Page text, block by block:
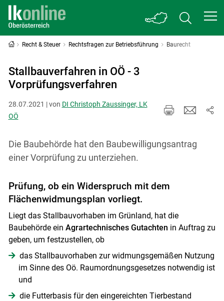
Recht & Steuer Rechtsfragen zur Betriebsführung Baurecht
Stallbauverfahren in OÖ - 3
Vorprüfungsverfahren
28.07.2021 | von DI Christoph Zaussinger, LK
OÖ
Die Baubehörde hat den Baubewilligungsantrag
einer Vorprüfung zu unterziehen.
Prüfung, ob ein Widerspruch mit dem
Flächenwidmungsplan vorliegt.
Liegt das Stallbauvorhaben im Grünland, hat die
Baubehörde ein Agrartechnisches Gutachten in Auftrag zu
geben, um festzustellen, ob
das Stallbauvorhaben zur widmungsgemäßen Nutzung
im Sinne des Oö. Raumordnungsgesetzes notwendig ist
und
die Futterbasis für den eingereichten Tierbestand